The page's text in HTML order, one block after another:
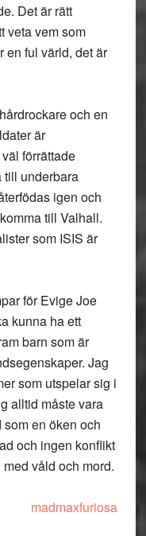
Det är rätt
veta vem som
en ful värld, det är
och en
är
förrättade
till underbara
igen och
till Valhall.
som ISIS är
för Evige Joe
kunna ha ett
barn som är
Jag
som utspelar sig i
alltid måste vara
en öken och
och ingen konflikt
våld och mord.